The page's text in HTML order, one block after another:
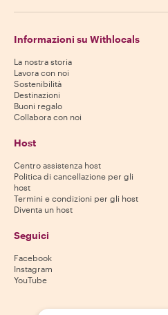
Informazioni su Withlocals
La nostra storia
Lavora con noi
Sostenibilità
Destinazioni
Buoni regalo
Collabora con noi
Host
Centro assistenza host
Politica di cancellazione per gli
host
Termini e condizioni per gli host
Diventa un host
Seguici
Facebook
Instagram
YouTube